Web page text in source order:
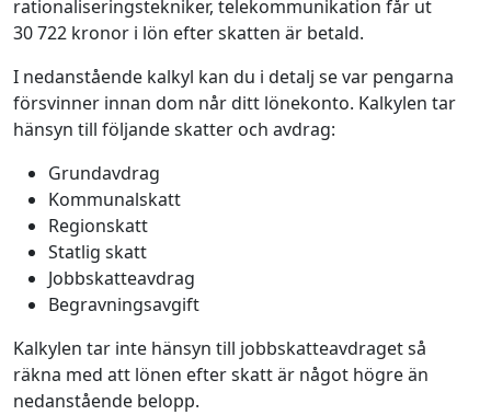
rationaliseringstekniker, telekommunikation får ut
30 722 kronor i lön efter skatten är betald.
I nedanstående kalkyl kan du i detalj se var pengarna
försvinner innan dom når ditt lönekonto. Kalkylen tar
hänsyn till följande skatter och avdrag:
Grundavdrag
Kommunalskatt
Regionskatt
Statlig skatt
Jobbskatteavdrag
Begravningsavgift
Kalkylen tar inte hänsyn till jobbskatteavdraget så
räkna med att lönen efter skatt är något högre än
nedanstående belopp.